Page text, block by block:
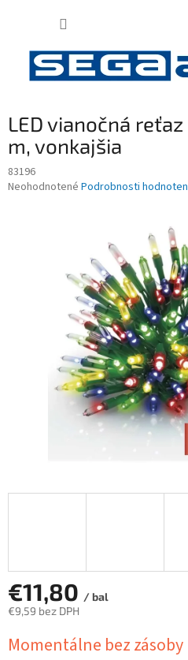
LED vianočná
m, vonkajšia
83196
Priemerné
Neohodnotené Podrobnosti
€11,80 / bal
€9,59 bez DPH
cena:
Momentálne bez zásoby